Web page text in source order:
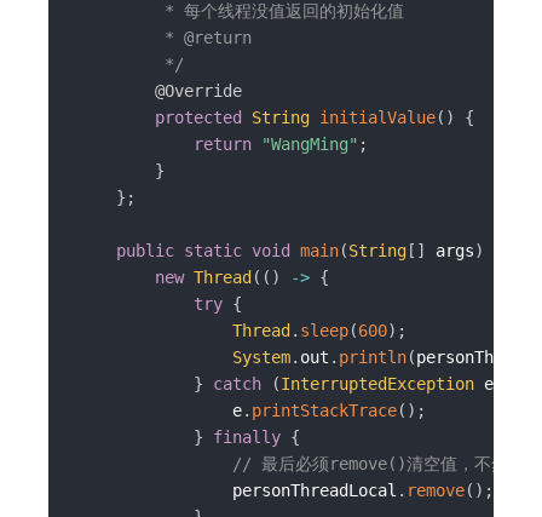
         * 每个线程没值返回的初始化值
         * @return
         */
@Override
protected
String initialValue( )
{
return
"WangMing" ;
}
} ;
public static void main(String [ ] args)
new Thread ( ( ) -> {
try {
Thread . sleep(600) ;
System. out . println(
}
catch (InterruptedException e
                e
. printStackTrace( ) ;
}
finally {
// 最后必须remove()清空值，不然存
                personThreadLocal
. remove( ) ;